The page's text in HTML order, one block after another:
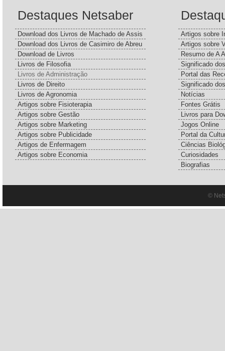
Destaques Netsaber
Download dos Livros de Machado de Assis
Download dos Livros de Casimiro de Abreu
Download de Livros
Livros de Filosofia
Livros de Administração
Livros de Direito
Livros de Agronomia
Artigos sobre Fisioterapia
Artigos sobre Gestão
Artigos sobre Marketing
Artigos sobre Publicidade
Artigos de Enfermagem
Artigos sobre Economia
Artigos sobre
Artigos sobre
Resumo de A
Significado
Portal das
Significado
Notícias
Fontes Grátis
Livros para
Jogos Online
Portal da
Ciências
Curiosidades
Biografias
©